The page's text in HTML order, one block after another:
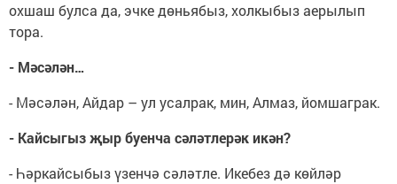
охшаш булса да, эчке дөньябыз, холкыбыз аерылып
тора.
- Мәсәлән…
- Мәсәлән, Айдар – ул усалрак, мин, Алмаз, йомшаграк.
- Кайсыгыз җыр буенча сәләтлерәк икән?
- Һәркайсыбыз үзенчә сәләтле. Икебез дә көйләр